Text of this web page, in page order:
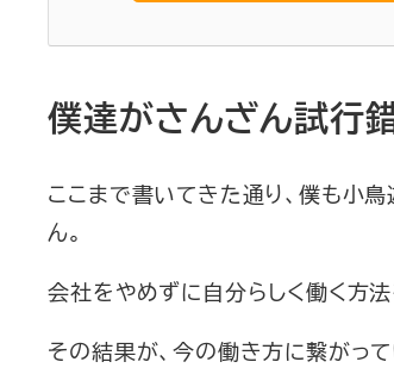
僕達がさんざん試行
ここまで書いてきた通り、僕も小
ん。
会社をやめずに自分らしく働く方法
その結果が、今の働き方に繋がって